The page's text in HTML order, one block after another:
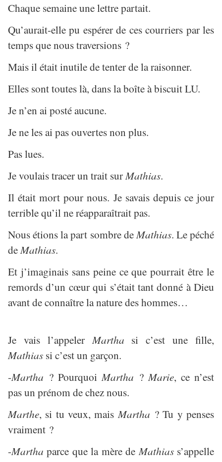
Chaque semaine une lettre partait.
Qu’aurait-elle pu espérer de ces courriers par les
temps que nous traversions ?
Mais il était inutile de tenter de la raisonner.
Elles sont toutes là, dans la boîte à biscuit LU.
Je n’en ai posté aucune.
Je ne les ai pas ouvertes non plus.
Pas lues.
Je voulais tracer un trait surMathias.
Il était mort pour nous. Je savais depuis ce jour
terrible qu’il ne réapparaîtrait pas.
Nous étions la part sombre deMathias. Le péché
deMathias.
Et j’imaginais sans peine ce que pourrait être le
remords d’un cœur qui s’était tant donné à Dieu
avant de connaître la nature des hommes…
Je vais l’appelerMartha si c’est une fille,
Mathias si c’est un garçon.
-Martha ? PourquoiMartha ?Marie, ce n’est
pas un prénom de chez nous.
Marthe, si tu veux, maisMartha ? Tu y penses
vraiment ?
-Martha parce que la mère deMathiass’appelle